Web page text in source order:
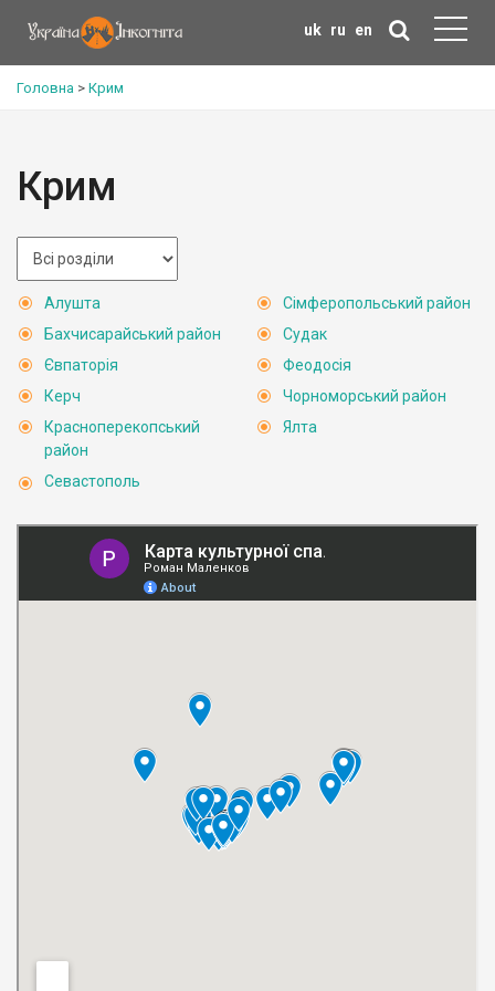
uk ru en
Головна > Крим
Крим
Алушта
Бахчисарайський район
Євпаторія
Керч
Красноперекопський
район
Севастополь
Сімферопольський район
Судак
Феодосія
Чорноморський район
Ялта